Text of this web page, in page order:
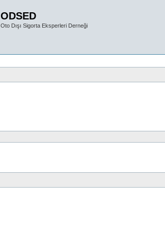
ODSED
Oto Dışı Sigorta Eksperleri Derneği